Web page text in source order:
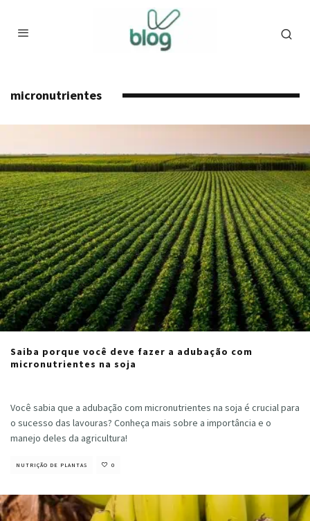
micronutrientes
Saiba porque você deve fazer a adubação com
micronutrientes na soja
Você sabia que a adubação com micronutrientes na soja é crucial para
o sucesso das lavouras? Conheça mais sobre a importância e o
manejo deles da agricultura!
NUTRIÇÃO DE PLANTAS 0